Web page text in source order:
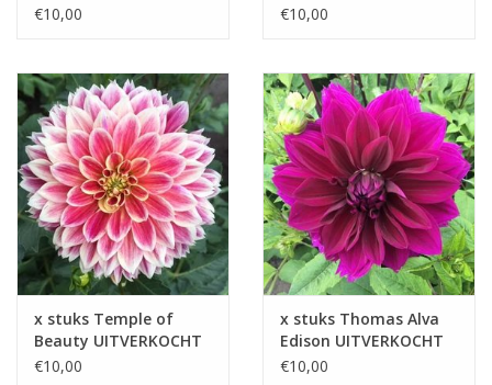
€10,00
€10,00
x stuks Temple of
Beauty UITVERKOCHT
€10,00
x stuks Thomas Alva
Edison UITVERKOCHT
€10,00